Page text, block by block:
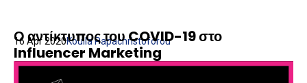
Ο αντίκτυπος του COVID-19 στο
Influencer Marketing
16 Apr 2020Koulla Papachristoforou